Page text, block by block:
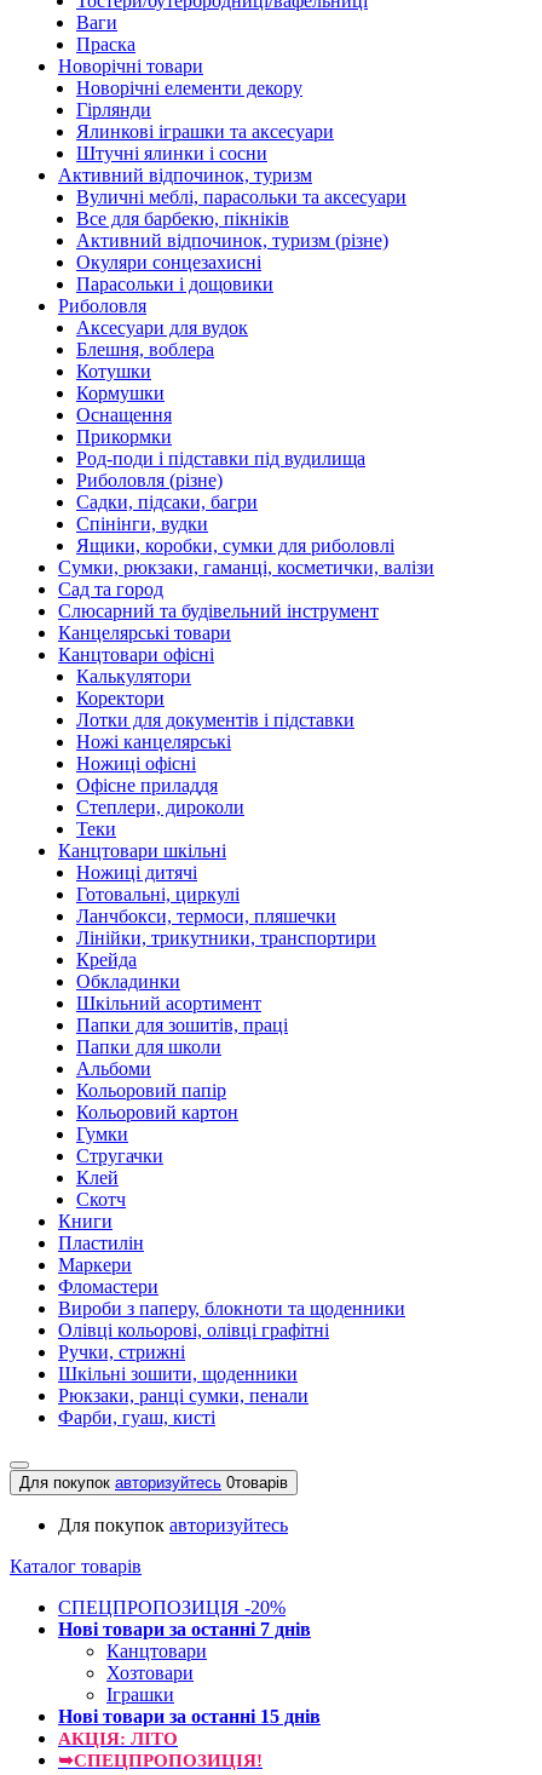
Ваги
Праска
Новорічні товари
Новорічні елементи декору
Гірлянди
Ялинкові іграшки та аксесуари
Штучні ялинки і сосни
Активний відпочинок, туризм
Вуличні меблі, парасольки та аксесуари
Все для барбекю, пікніків
Активний відпочинок, туризм (різне)
Окуляри сонцезахисні
Парасольки і дощовики
Риболовля
Аксесуари для вудок
Блешня, воблера
Котушки
Кормушки
Оснащення
Прикормки
Род-поди і підставки під вудилища
Риболовля (різне)
Садки, підсаки, багри
Спінінги, вудки
Ящики, коробки, сумки для риболовлі
Сумки, рюкзаки, гаманці, косметички, валізи
Сад та город
Слюсарний та будівельний інструмент
Канцелярські товари
Канцтовари офісні
Калькулятори
Коректори
Лотки для документів і підставки
Ножі канцелярські
Ножиці офісні
Офісне приладдя
Степлери, дироколи
Теки
Канцтовари шкільні
Ножиці дитячі
Готовальні, циркулі
Ланчбокси, термоси, пляшечки
Лінійки, трикутники, транспортири
Крейда
Обкладинки
Шкільний асортимент
Папки для зошитів, праці
Папки для школи
Альбоми
Кольоровий папір
Кольоровий картон
Гумки
Стругачки
Клей
Скотч
Книги
Пластилін
Маркери
Фломастери
Вироби з паперу, блокноти та щоденники
Олівці кольорові, олівці графітні
Ручки, стрижні
Шкільні зошити, щоденники
Рюкзаки, ранці сумки, пенали
Фарби, гуаш, кисті
Для покупок авторизуйтесь 0товарів
Для покупок авторизуйтесь
Каталог товарів
СПЕЦПРОПОЗИЦІЯ -20%
Нові товари за останнi 7 днiв
Канцтовари
Хозтовари
Іграшки
Нові товари за останнi 15 днiв
АКЦІЯ: ЛІТО
➥СПЕЦПРОПОЗИЦІЯ!